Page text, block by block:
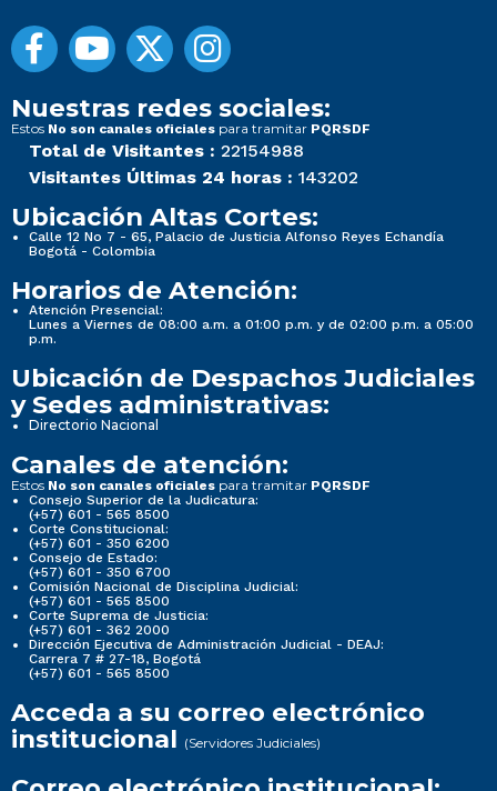
Nuestras redes sociales:
Estos No son canales oficiales para tramitar PQRSDF
Total de Visitantes : 22154988
Visitantes Últimas 24 horas : 143202
Ubicación Altas Cortes:
Calle 12 No 7 - 65, Palacio de Justicia Alfonso Reyes Echandía
Bogotá - Colombia
Horarios de Atención:
Atención Presencial:
Lunes a Viernes de 08:00 a.m. a 01:00 p.m. y de 02:00 p.m. a 05:00
p.m.
Ubicación de Despachos Judiciales
y Sedes administrativas:
Directorio Nacional
Canales de atención:
Estos No son canales oficiales para tramitar PQRSDF
Consejo Superior de la Judicatura:
(+57) 601 - 565 8500
Corte Constitucional:
(+57) 601 - 350 6200
Consejo de Estado:
(+57) 601 - 350 6700
Comisión Nacional de Disciplina Judicial:
(+57) 601 - 565 8500
Corte Suprema de Justicia:
(+57) 601 - 362 2000
Dirección Ejecutiva de Administración Judicial - DEAJ:
Carrera 7 # 27-18, Bogotá
(+57) 601 - 565 8500
Acceda a su correo electrónico
institucional (Servidores Judiciales)